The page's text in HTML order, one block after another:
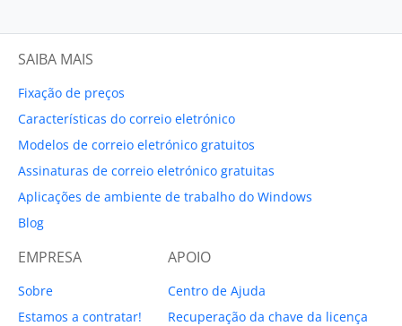
SAIBA MAIS
Fixação de preços
Características do correio eletrónico
Modelos de correio eletrónico gratuitos
Assinaturas de correio eletrónico gratuitas
Aplicações de ambiente de trabalho do Windows
Blog
EMPRESA
Sobre
Estamos a contratar!
APOIO
Centro de Ajuda
Recuperação da chave da licença